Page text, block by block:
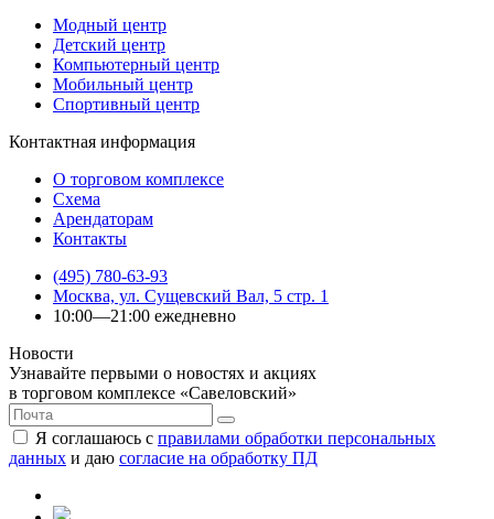
Модный центр
Детский центр
Компьютерный центр
Мобильный центр
Спортивный центр
Контактная информация
О торговом комплексе
Схема
Арендаторам
Контакты
(495) 780-63-93
Москва, ул. Сущевский Вал, 5 стр. 1
10:00—21:00 ежедневно
Новости
Узнавайте первыми о новостях и акциях
в торговом комплексе «Савеловский»
Я соглашаюсь с правилами обработки персональных
данных и даю согласие на обработку ПД